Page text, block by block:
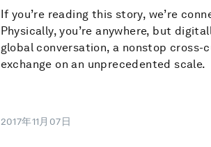
If you’re reading this story, we’re
Physically, you’re anywhere, but
global conversation, a nonstop cross-
exchange on an unprecedented scale.
2017年11月07日